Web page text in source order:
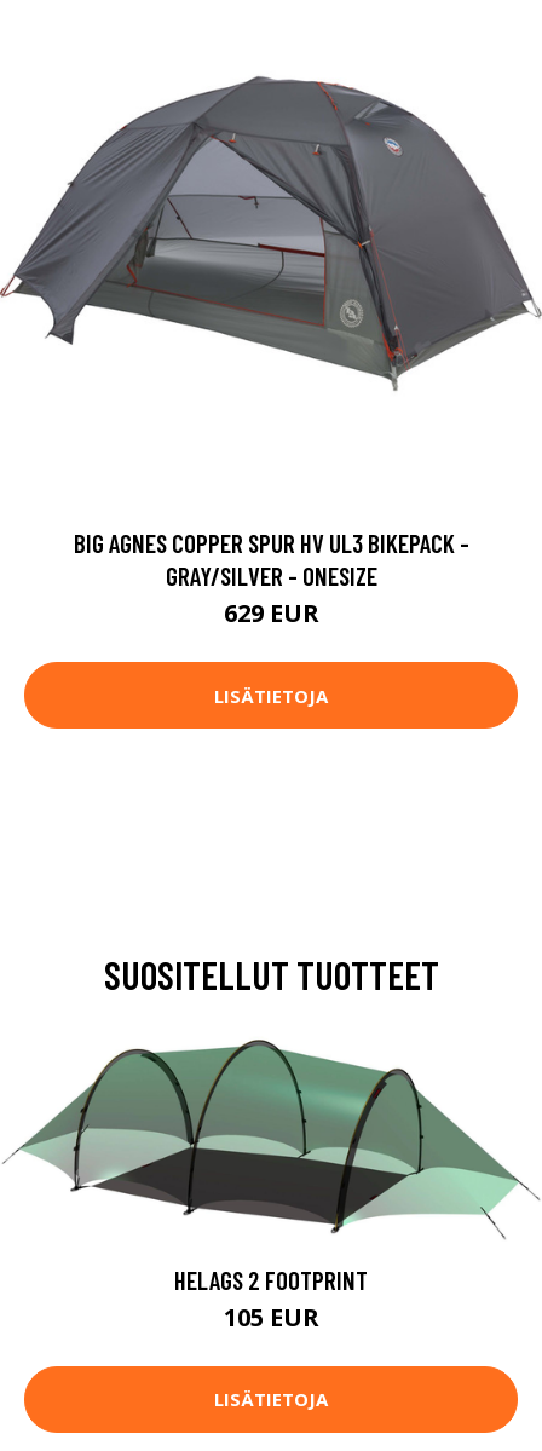
BIG AGNES COPPER SPUR HV UL3 BIKEPACK -
GRAY/SILVER - ONESIZE
629 EUR
LISÄTIETOJA
SUOSITELLUT TUOTTEET
HELAGS 2 FOOTPRINT
105 EUR
LISÄTIETOJA